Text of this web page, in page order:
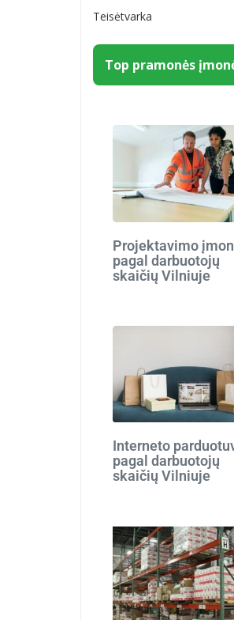
Teisėtvarka
Top pramonės
Projektavimo
pagal darbuotojų
skaičių Vilniuje
Interneto
pagal darbuotojų
skaičių Vilniuje